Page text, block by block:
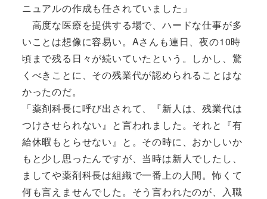
ニュアルの作成も任されていました」
高度な医療を提供する場で、ハードな仕事が多
いことは想像に容易い。Aさんも連日、夜の10時
頃まで残る日々が続いていたという。しかし、驚
くべきことに、その残業代が認められることはな
かったのだ。
「薬剤科長に呼び出されて、『新人は、残業代は
つけさせられない』と言われました。それと『有
給休暇もとらせない』と。その時に、おかしいか
もと少し思ったんですが、当時は新人でしたし、
ましてや薬剤科長は組織で一番上の人間。怖くて
何も言えませんでした。そう言われたのが、入職